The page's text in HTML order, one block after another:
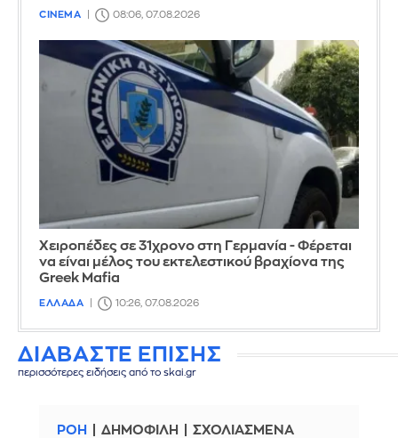
CINEMA 08:06, 07.08.2026
Χειροπέδες σε 31χρονο στη Γερμανία - Φέρεται
να είναι μέλος του εκτελεστικού βραχίονα της
Greek Mafia
ΕΛΛΑΔΑ 10:26, 07.08.2026
ΔΙΑΒΑΣΤΕ ΕΠΙΣΗΣ
περισσότερες ειδήσεις από το skai.gr
ΡΟΗ ΔΗΜΟΦΙΛΗ ΣΧΟΛΙΑΣΜΕΝΑ